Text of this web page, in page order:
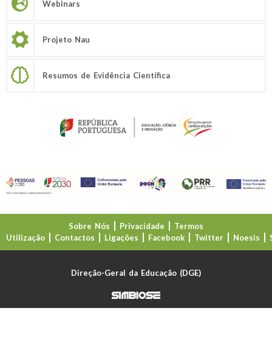
Webinars
Projeto Nau
Resumos de Evidência Científica
Sobre Nós Privacidade
Termos
Utilização
Contactos Ligações Facebook Twitter Noesis
Direção-Geral da Educação (DGE)